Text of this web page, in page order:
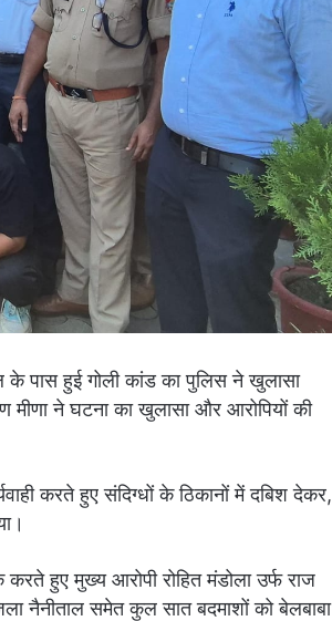
के पास हुई गोली कांड का पुलिस ने खुलासा
मीणा ने घटना का खुलासा और आरोपियों की
करते हुए संदिग्धों के ठिकानों में दबिश देकर,
हुए मुख्य आरोपी रोहित मंडोला उर्फ राज
नैनीताल समेत कुल सात बदमाशों को बेलबाबा